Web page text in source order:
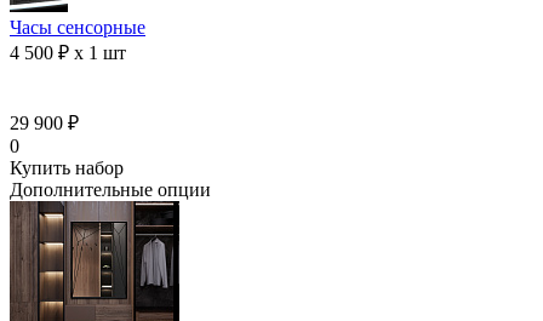
Часы сенсорные
4 500 ₽ x 1 шт
29 900 ₽
0
Купить набор
Дополнительные опции